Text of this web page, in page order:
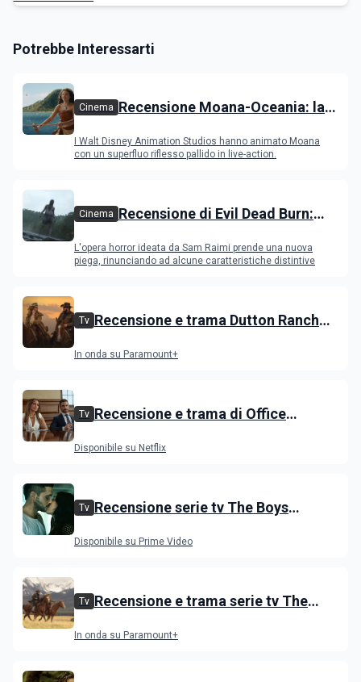
Potrebbe Interessarti
Cinema Recensione Moana-Oceania: la
successo del film
I Walt Disney Animation Studios hanno animato Moana
con un superfluo riflesso pallido in live-action.
Cinema Recensione di Evil Dead Burn:
gioca con il fuoco e si brucia
L'opera horror ideata da Sam Raimi prende una nuova
piega, rinunciando ad alcune caratteristiche distintive
Tv Recensione e trama Dutton Ranch
In onda su Paramount+
Tv Recensione e trama di Office
Disponibile su Netflix
Tv Recensione serie tv The Boys
Disponibile su Prime Video
Tv Recensione e trama serie tv The
In onda su Paramount+